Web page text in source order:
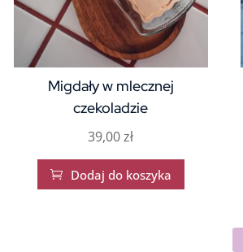
Migdały w mlecznej
czekoladzie
39,00zł
 Dodaj do koszyka